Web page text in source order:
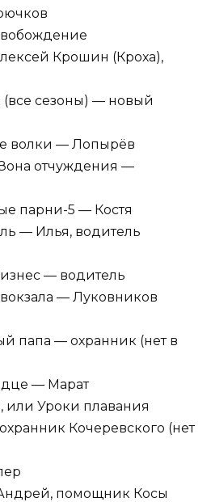
Крошин (Кроха),
(все сезоны) — новый
волки — Лопырёв
отчуждения —
парни-5 — Костя
— Илья, водитель
— водитель
— Луковников
папа — охранник (нет в
— Марат
или Уроки плавания
Кочеревского (нет
помощник Косы